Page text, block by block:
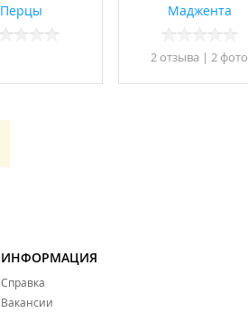
Перцы Маджента
2 отзывa | 2 фото
ИНФОРМАЦИЯ
Справка
Вакансии